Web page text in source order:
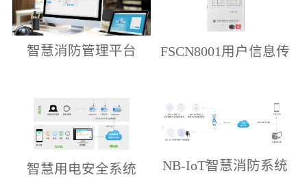
智慧消防管理平台 FSCN8001用户信息传
智慧用电安全系统 NB-IoT智慧消防系统